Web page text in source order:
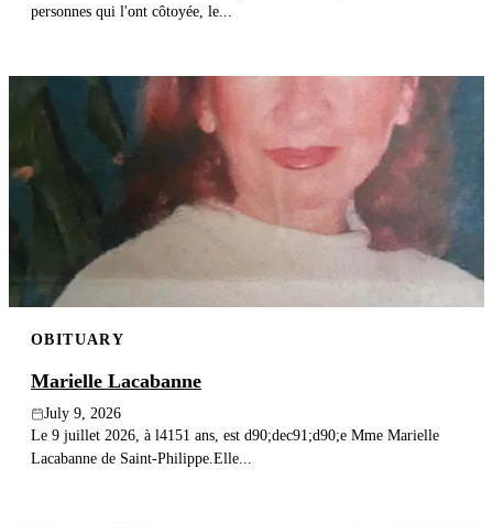
personnes qui l'ont côtoyée, le...
OBITUARY
Marielle Lacabanne
July 9, 2026
Le 9 juillet 2026, à l4151 ans, est d90;dec91;d90;e Mme Marielle
Lacabanne de Saint-Philippe.Elle...